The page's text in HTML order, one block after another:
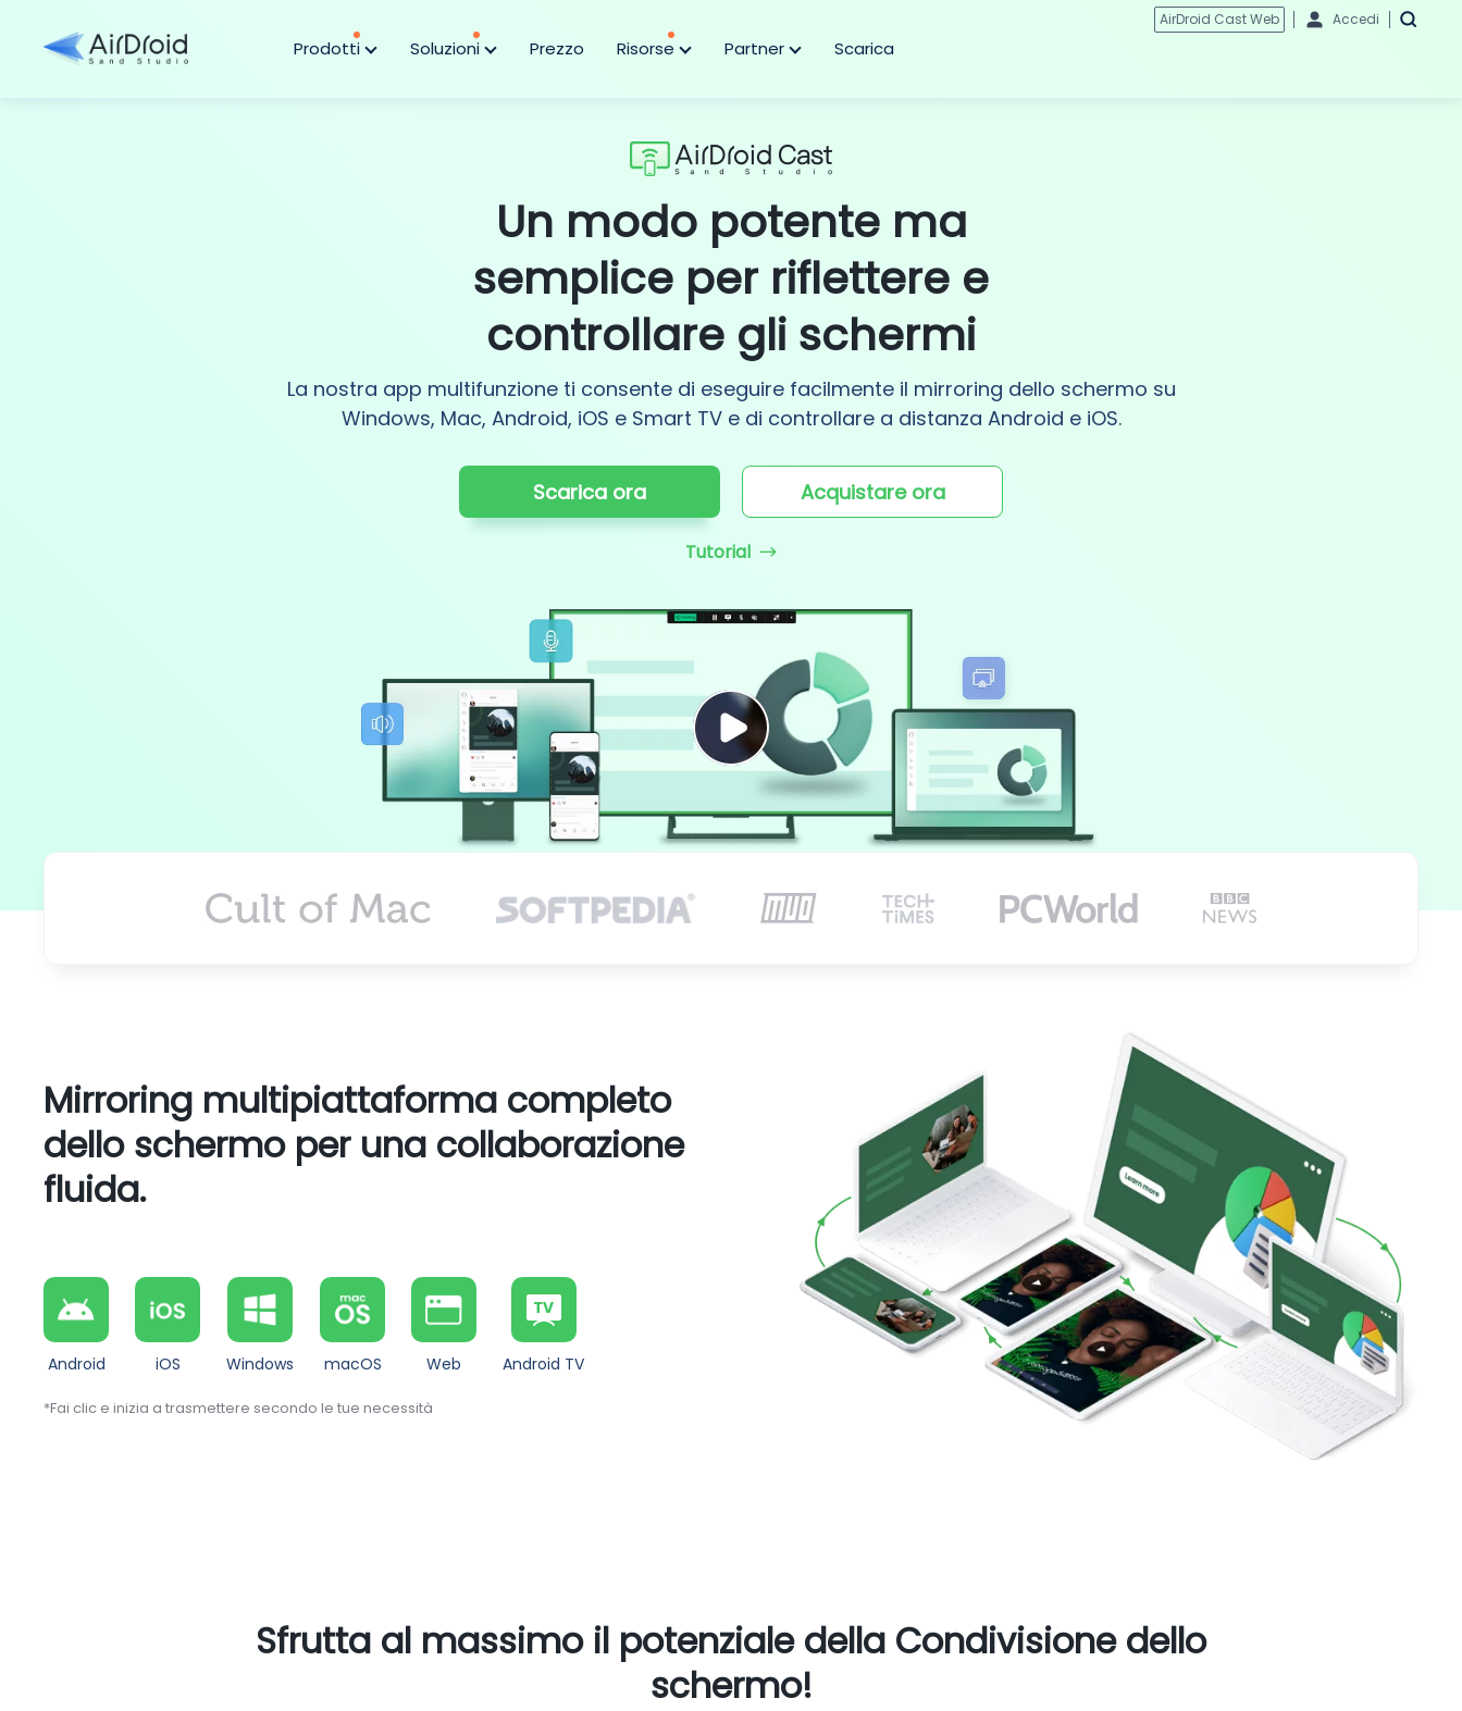
Prodotti Soluzioni Prezzo Risorse Partner Scarica
AirDroid Cast Web Accedi
Un modo potente ma
semplice per riflettere e
controllare gli schermi
La nostra app multifunzione ti consente di eseguire facilmente il mirroring dello schermo su
Windows, Mac, Android, iOS e Smart TV e di controllare a distanza Android e iOS.
Scarica ora Acquistare ora
Tutorial
Mirroring multipiattaforma completo
dello schermo per una collaborazione
fluida.
Android iOS Windows macOS Web Android TV
*Fai clic e inizia a trasmettere secondo le tue necessità
Sfrutta al massimo il potenziale della Condivisione dello
schermo!